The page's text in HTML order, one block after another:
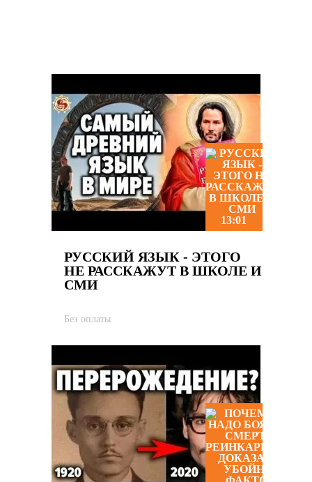
13:01
РУССКИЙ ЯЗЫК - ЭТОГО
НЕ РАССКАЖУТ В ШКОЛЕ И
СМИ
Без оплаты